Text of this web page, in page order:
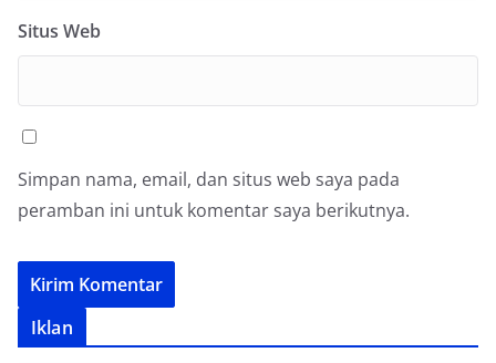
Situs Web
Simpan nama, email, dan situs web saya pada
peramban ini untuk komentar saya berikutnya.
Iklan